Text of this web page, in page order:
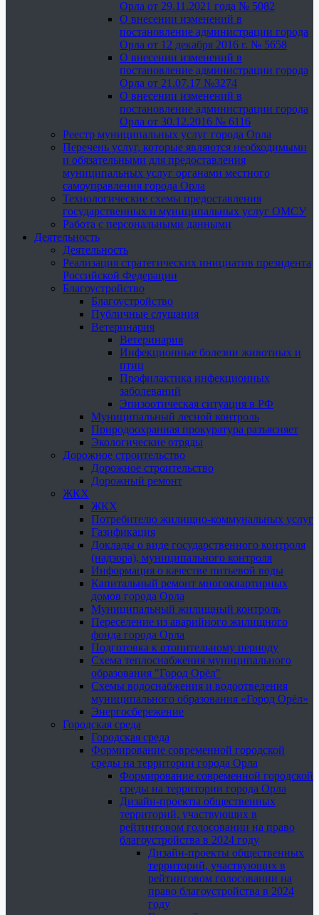
Орла от 29.11.2021 года № 5082
О внесении изменений в
постановление администрации города
Орла от 12 декабря 2016 г. № 5658
О внесении изменений в
постановление администрации города
Орла от 21.07.17 №3274
О внесении изменений в
постановление администрации города
Орла от 30.12.2016 № 6116
Реестр муниципальных услуг города Орла
Перечень услуг, которые являются необходимыми
и обязательными для предоставления
муниципальных услуг органами местного
самоуправления города Орла
Технологические схемы предоставления
государственных и муниципальных услуг ОМСУ
Работа с персональными данными
Деятельность
Деятельность
Реализация стратегических инициатив президента
Российской Федерации
Благоустройство
Благоустройство
Публичные слушания
Ветеринария
Ветеринария
Инфекционные болезни животных и
птиц
Профилактика инфекционных
заболеваний
Эпизоотическая ситуация в РФ
Муниципальный лесной контроль
Природоохранная прокуратура разъясняет
Экологические отряды
Дорожное строительство
Дорожное строительство
Дорожный ремонт
ЖКХ
ЖКХ
Потребителю жилищно-коммунальных услуг
Газификация
Доклады о виде государственного контроля
(надзора), муниципального контроля
Информация о качестве питьевой воды
Капитальный ремонт многоквартирных
домов города Орла
Муниципальный жилищный контроль
Переселение из аварийного жилищного
фонда города Орла
Подготовка к отопительному периоду
Схема теплоснабжения муниципального
образования "Город Орёл"
Схемы водоснабжения и водоотведения
муниципального образования «Город Орёл»
Энергосбережение
Городская среда
Городская среда
Формирование современной городской
среды на территории города Орла
Формирование современной городской
среды на территории города Орла
Дизайн-проекты общественных
территорий, участвующих в
рейтинговом голосовании на право
благоустройства в 2024 году
Дизайн-проекты общественных
территорий, участвующих в
рейтинговом голосовании на
право благоустройства в 2024
году